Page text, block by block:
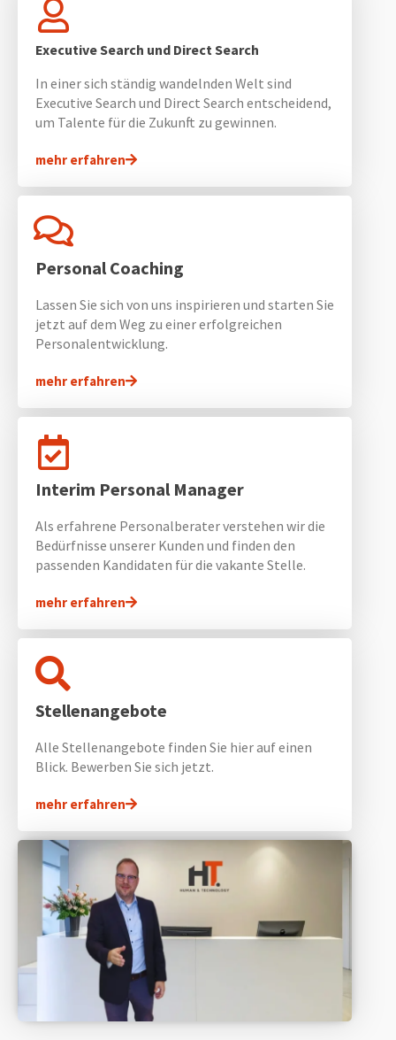
Executive Search und Direct Search
In einer sich ständig wandelnden Welt sind
Executive Search und Direct Search entscheidend,
um Talente für die Zukunft zu gewinnen.
mehr erfahren
Personal Coaching
Lassen Sie sich von uns inspirieren und starten Sie
jetzt auf dem Weg zu einer erfolgreichen
Personalentwicklung.
mehr erfahren
Interim Personal Manager
Als erfahrene Personalberater verstehen wir die
Bedürfnisse unserer Kunden und finden den
passenden Kandidaten für die vakante Stelle.
mehr erfahren
Stellenangebote
Alle Stellenangebote finden Sie hier auf einen
Blick. Bewerben Sie sich jetzt.
mehr erfahren